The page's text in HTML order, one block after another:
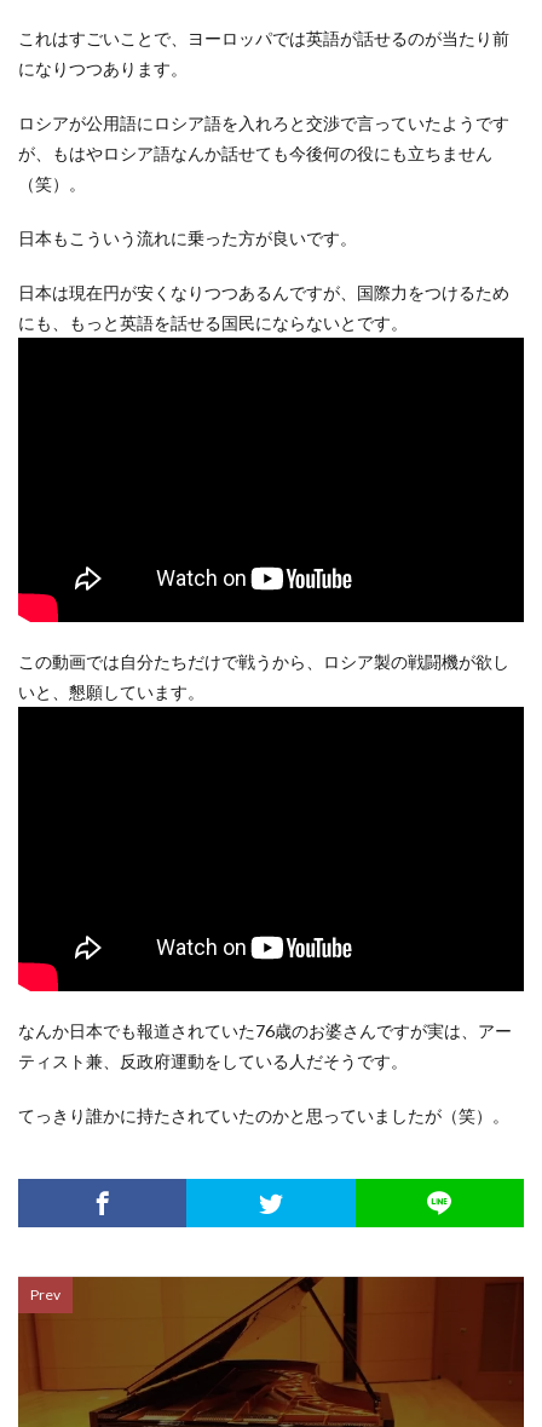
これはすごいことで、ヨーロッパでは英語が話せるのが当たり前
になりつつあります。
ロシアが公用語にロシア語を入れろと交渉で言っていたようです
が、もはやロシア語なんか話せても今後何の役にも立ちません
（笑）。
日本もこういう流れに乗った方が良いです。
日本は現在円が安くなりつつあるんですが、国際力をつけるため
にも、もっと英語を話せる国民にならないとです。
この動画では自分たちだけで戦うから、ロシア製の戦闘機が欲し
いと、懇願しています。
なんか日本でも報道されていた76歳のお婆さんですが実は、アー
ティスト兼、反政府運動をしている人だそうです。
てっきり誰かに持たされていたのかと思っていましたが（笑）。
Prev